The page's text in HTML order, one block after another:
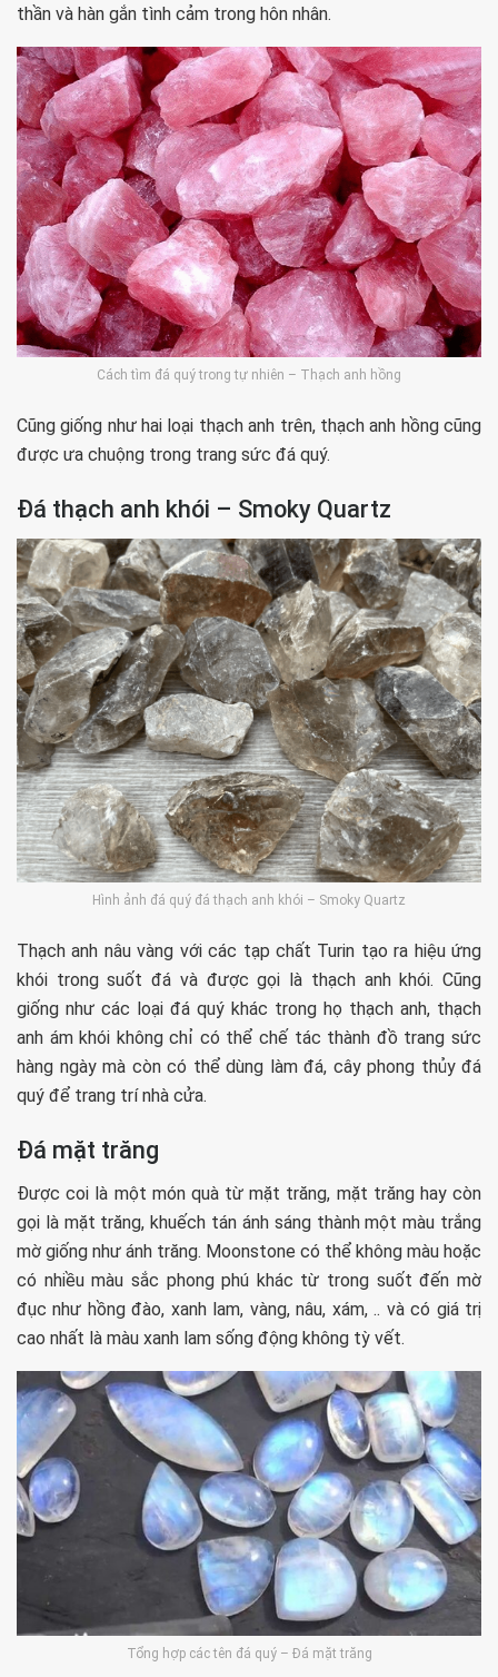
thần và hàn gắn tình cảm trong hôn nhân.
Cách tìm đá quý trong tự nhiên – Thạch anh hồng
Cũng giống như hai loại thạch anh trên, thạch anh hồng cũng
được ưa chuộng trong trang sức đá quý.
Đá thạch anh khói – Smoky Quartz
Hình ảnh đá quý đá thạch anh khói – Smoky Quartz
Thạch anh nâu vàng với các tạp chất Turin tạo ra hiệu ứng
khói trong suốt đá và được gọi là thạch anh khói. Cũng
giống như các loại đá quý khác trong họ thạch anh, thạch
anh ám khói không chỉ có thể chế tác thành đồ trang sức
hàng ngày mà còn có thể dùng làm đá, cây phong thủy đá
quý để trang trí nhà cửa.
Đá mặt trăng
Được coi là một món quà từ mặt trăng, mặt trăng hay còn
gọi là mặt trăng, khuếch tán ánh sáng thành một màu trắng
mờ giống như ánh trăng. Moonstone có thể không màu hoặc
có nhiều màu sắc phong phú khác từ trong suốt đến mờ
đục như hồng đào, xanh lam, vàng, nâu, xám, .. và có giá trị
cao nhất là màu xanh lam sống động không tỳ vết.
Tổng hợp các tên đá quý – Đá mặt trăng